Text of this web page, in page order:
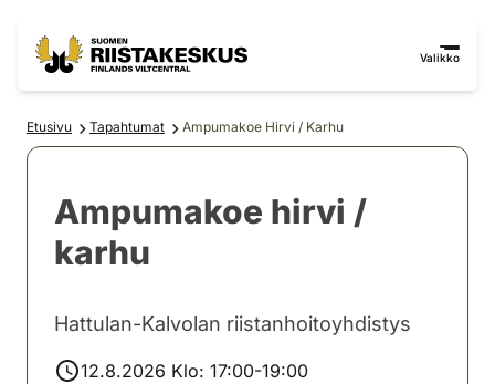
Valikko
Etusivu Tapahtumat Ampumakoe Hirvi / Karhu
Ampumakoe hirvi /
karhu
Hattulan-Kalvolan riistanhoitoyhdistys
12.8.2026 Klo: 17:00-19:00